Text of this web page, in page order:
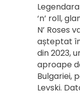
‘n’ roll,
N’ Roses
așteptat
din 2023,
aproape
Bulgariei,
Levski.